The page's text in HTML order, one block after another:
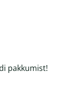
pakkumist!